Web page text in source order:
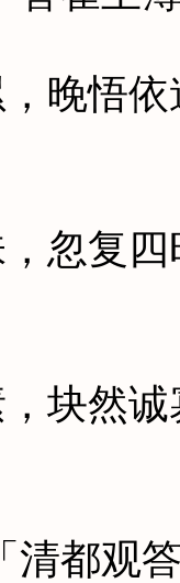
悟依
复四
然诚
都观答